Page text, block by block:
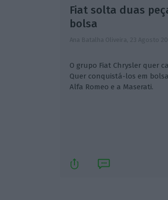
Fiat solta duas
bolsa
Ana Batalha Oliveira, 23 Agosto
O grupo Fiat Chrysler quer
Quer conquistá-los em
Alfa Romeo e a Maserati.